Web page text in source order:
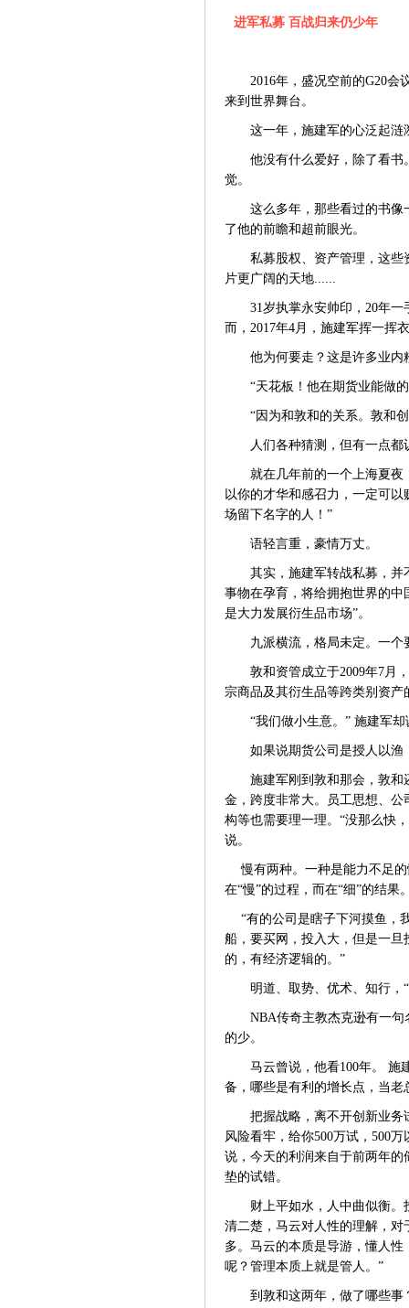
进军私募 百战归来仍少年
2016年，盛况空前的G20
来到世界舞台。
这一年，施建军的心泛起
他没有什么爱好，除了看
觉。
这么多年，那些看过的书
了他的前瞻和超前眼光。
私募股权、资产管理，这
片更广阔的天地
31岁执掌永安帅印，20年
而，2017年4月，施建军挥一挥
他为何要走？这是许多业内
“天花板！他在期货业能做
“因为和敦和的关系。敦和
人们各种猜测，但有一点
就在几年前的一个上海夏
以你的才华和感召力，一定可
场留下名字的人！”
语轻言重，豪情万丈。
其实，施建军转战私募，
事物在孕育，将给拥抱世界的
是大力发展衍生品市场”。
九派横流，格局未定。一
敦和资管成立于2009年7月
宗商品及其衍生品等跨类别资产
“我们做小生意。” 施建军
如果说期货公司是授人以
施建军刚到敦和那会，敦
金，跨度非常大。员工思想、
构等也需要理一理。 “没那么快
说。
慢有两种。一种是能力不足
在“慢”的过程，而在“细”的结
“有的公司是瞎子下河摸鱼，
船，要买网，投入大，但是一
的，有经济逻辑的。”
明道、取势、优术、知行，
NBA传奇主教杰克逊有一
的少。
马云曾说，他看100年。 施
备，哪些是有利的增长点，当
把握战略，离不开创新业务
风险看牢，给你500万试，500
说，今天的利润来自于前两年
垫的试错。
财上平如水，人中曲似衡
清二楚，马云对人性的理解，
多。马云的本质是导游，懂人
呢？管理本质上就是管人。”
到敦和这两年，做了哪些